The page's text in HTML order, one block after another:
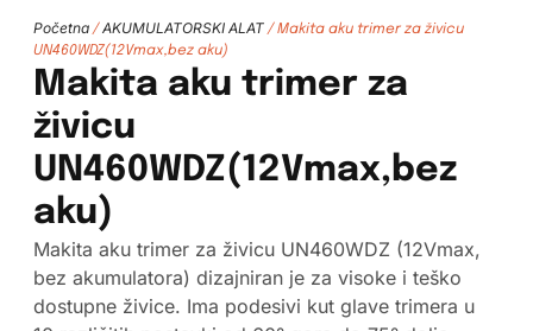
Početna/ AKUMULATORSKI ALAT/ Makita aku trimer za živicu
UN460WDZ(12Vmax,bez aku)
Makita aku trimer za
živicu
UN460WDZ(12Vmax,bez
aku)
Makita aku trimer za živicu UN460WDZ (12Vmax,
bez akumulatora) dizajniran je za visoke i teško
dostupne živice. Ima podesivi kut glave trimera u